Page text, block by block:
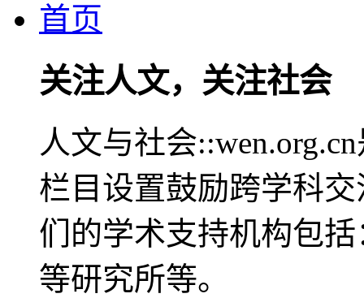
首页
关注人文，关注社会
人文与社会
栏目设置鼓励跨学科
们的学术支持机构包
等研究所等。